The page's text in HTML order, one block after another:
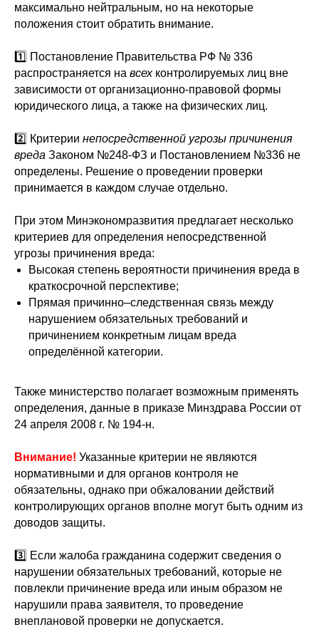
максимально нейтральным, но на некоторые
положения стоит обратить внимание.
1️⃣ Постановление Правительства РФ № 336
распространяется на всех контролируемых лиц вне
зависимости от организационно-правовой формы
юридического лица, а также на физических лиц.
2️⃣ Критерии непосредственной угрозы причинения
вреда Законом №248-ФЗ и Постановлением №336 не
определены. Решение о проведении проверки
принимается в каждом случае отдельно.
При этом Минэкономразвития предлагает несколько
критериев для определения непосредственной
угрозы причинения вреда:
Высокая степень вероятности причинения вреда в
краткосрочной перспективе;
Прямая причинно–следственная связь между
нарушением обязательных требований и
причинением конкретным лицам вреда
определённой категории.
Также министерство полагает возможным применять
определения, данные в приказе Минздрава России от
24 апреля 2008 г. № 194-н.
Внимание! Указанные критерии не являются
нормативными и для органов контроля не
обязательны, однако при обжаловании действий
контролирующих органов вполне могут быть одним из
доводов защиты.
3️⃣ Если жалоба гражданина содержит сведения о
нарушении обязательных требований, которые не
повлекли причинение вреда или иным образом не
нарушили права заявителя, то проведение
внеплановой проверки не допускается.